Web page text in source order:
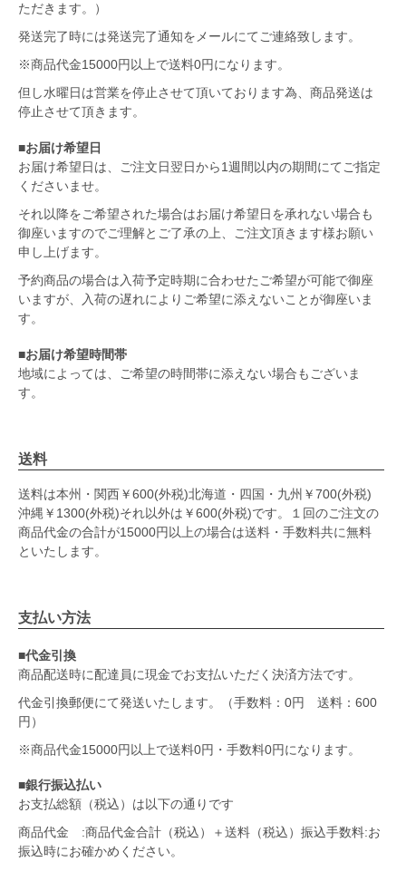
ただきます。）
発送完了時には発送完了通知をメールにてご連絡致します。
※商品代金15000円以上で送料0円になります。
但し水曜日は営業を停止させて頂いております為、商品発送は
停止させて頂きます。
■お届け希望日
お届け希望日は、ご注文日翌日から1週間以内の期間にてご指定
くださいませ。
それ以降をご希望された場合はお届け希望日を承れない場合も
御座いますのでご理解とご了承の上、ご注文頂きます様お願い
申し上げます。
予約商品の場合は入荷予定時期に合わせたご希望が可能で御座
いますが、入荷の遅れによりご希望に添えないことが御座いま
す。
■お届け希望時間帯
地域によっては、ご希望の時間帯に添えない場合もございま
す。
送料
送料は本州・関西￥600(外税)北海道・四国・九州￥700(外税)
沖縄￥1300(外税)それ以外は￥600(外税)です。１回のご注文の
商品代金の合計が15000円以上の場合は送料・手数料共に無料
といたします。
支払い方法
■代金引換
商品配送時に配達員に現金でお支払いただく決済方法です。
代金引換郵便にて発送いたします。（手数料：0円 送料：600
円）
※商品代金15000円以上で送料0円・手数料0円になります。
■銀行振込払い
お支払総額（税込）は以下の通りです
商品代金 :商品代金合計（税込）＋送料（税込）振込手数料:お
振込時にお確かめください。